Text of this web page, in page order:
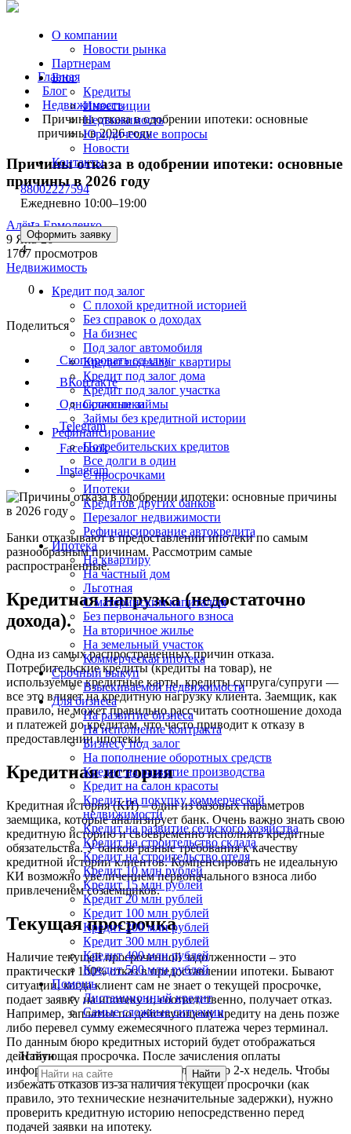
О компании
Новости рынка
Партнерам
Блог
Кредиты
Инвестиции
Недвижимость
Юридические вопросы
Новости
Контакты
88002227594
Ежедневно 10:00–19:00
Оформить заявку
4
Кредит под залог
С плохой кредитной историей
Без справок о доходах
На бизнес
Под залог автомобиля
Кредит под залог квартиры
Кредит под залог дома
Кредит под залог участка
Срочные займы
Займы без кредитной истории
Рефинансирование
Потребительских кредитов
Все долги в один
С просрочками
Ипотеки
Кредитов других банков
Перезалог недвижимости
Рефинансирование автокредита
Ипотека
На квартиру
На частный дом
Льготная
С материнским капиталом
Без первоначального взноса
На вторичное жилье
На земельный участок
Коммерческая ипотека
Срочный выкуп
Взыскиваемой недвижимости
Для бизнеса
На развитие бизнеса
На исполнение контракта
Бизнесу под залог
На пополнение оборотных средств
Кредит на развитие производства
Кредит на салон красоты
Кредит на покупку коммерческой
недвижимости
Кредит на развитие сельского хозяйства
Кредит на строительство склада
Кредит на строительство отеля
Кредит 10 млн рублей
Кредит 15 млн рублей
Кредит 20 млн рублей
Кредит 100 млн рублей
Кредит 200 млн рублей
Кредит 300 млн рублей
Кредит 400 млн рублей
Кредит 500 млн рублей
Помощь
Дистанционный кредит
Самые сложные ситуации
Найти
Найти
Главная
Блог
Недвижимость
Причины отказа в одобрении ипотеки: основные
причины в 2026 году
Причины отказа в одобрении ипотеки: основные
причины в 2026 году
Алёна Ермоленко
9 Янв 26
1707 просмотров
Недвижимость
0
Поделиться
Скопировать ссылку
ВКонтакте
Одноклассники
Telegram
Facebook
Instagram
Банки отказывают в предоставлении ипотеки по самым
разнообразным причинам. Рассмотрим самые
распространенные.
Кредитная нагрузка (недостаточно
дохода).
Одна из самых распространенных причин отказа.
Потребительские кредиты (кредиты на товар), не
используемые кредитные карты, кредиты супруга/супруги —
все это влияет на кредитную нагрузку клиента. Заемщик, как
правило, не может правильно рассчитать соотношение дохода
и платежей по кредитам, что часто приводит к отказу в
предоставлении ипотеки.
Кредитная история
Кредитная история (КИ) – один из базовых параметров
заемщика, которые анализирует банк. Очень важно знать свою
кредитную историю и своевременно исполнять кредитные
обязательства. У банков разные требования к качеству
кредитной истории клиентов. Компенсировать не идеальную
КИ возможно увеличением первоначального взноса либо
привлечением созаемщиков.
Текущая просрочка
Наличие текущей просроченной задолженности – это
практически 100% отказ в предоставлении ипотеки. Бывают
ситуации, когда клиент сам не знает о текущей просрочке,
подает заявку на ипотеку и, соответственно, получает отказ.
Например, заплатил по действующему кредиту на день позже
либо перевел сумму ежемесячного платежа через терминал.
По данным бюро кредитных историй будет отображаться
действующая просрочка. После зачисления оплаты
информация в общей базе обновляется до 2-х недель. Чтобы
избежать отказов из-за наличия текущей просрочки (как
правило, это технические незначительные задержки), нужно
проверить кредитную историю непосредственно перед
подачей заявки на ипотеку.